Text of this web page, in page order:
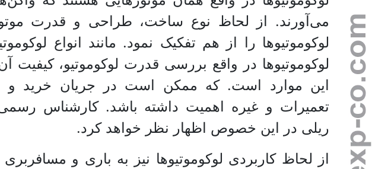
می‌آورند. از لحاظ نوع ساخت، طراحی و قدرت
لوکوموتیو‌ها در واقع بررسی قدرت لوکوموتیو،
این موارد است. که ممکن است در جریان خرید و
تعمیرات و غیره اهمیت داشته باشد. کارشناس
ریلی در این خصوص اظهار نظر خواهد کرد.
از لحاظ کاربردی لوکوموتیو‌ها نیز به باری و